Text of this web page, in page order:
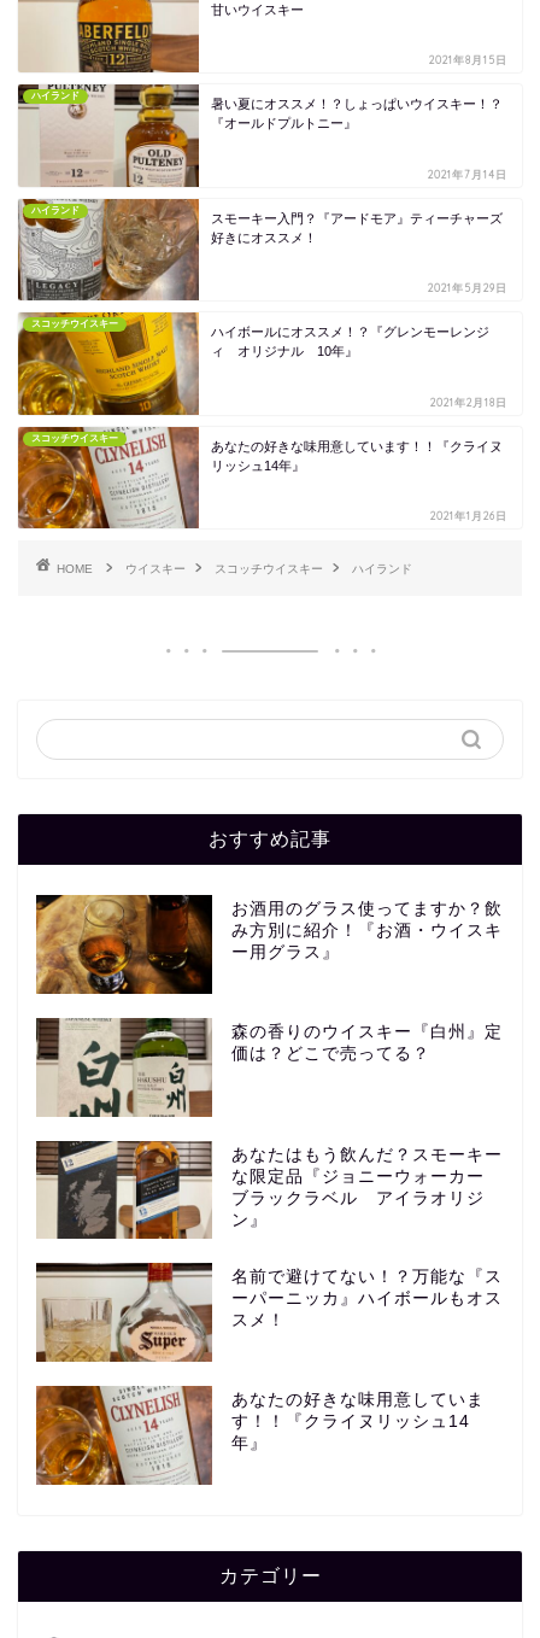
甘いウイスキー
2021年8月15日
ハイランド
暑い夏にオススメ！？しょっぱいウイスキー！？
『オールドプルトニー』
2021年7月14日
ハイランド
スモーキー入門？『アードモア』ティーチャーズ
好きにオススメ！
2021年5月29日
スコッチウイスキー
ハイボールにオススメ！？『グレンモーレンジ
ィ オリジナル 10年』
2021年2月18日
スコッチウイスキー
あなたの好きな味用意しています！！『クライヌ
リッシュ14年』
2021年1月26日
HOME ウイスキー スコッチウイスキー ハイランド
おすすめ記事
お酒用のグラス使ってますか？飲
み方別に紹介！『お酒・ウイスキ
ー用グラス』
森の香りのウイスキー『白州』定
価は？どこで売ってる？
あなたはもう飲んだ？スモーキー
な限定品『ジョニーウォーカー
ブラックラベル アイラオリジ
ン』
名前で避けてない！？万能な『ス
ーパーニッカ』ハイボールもオス
スメ！
あなたの好きな味用意していま
す！！『クライヌリッシュ14
年』
カテゴリー